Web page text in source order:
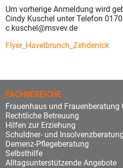
Um vorherige Anmeldung wird
Cindy Kuschel unter Telefon
c.kuschel@msvev.de
Flyer_Havelbrunch_Zehdenick
FACHBEREICHE
Frauenhaus und Frauenberatung
Rechtliche Betreuung
Hilfen zur Erziehung
Schuldner- und Insolvenzberatung
Demenz-Pflegeberatung
Selbsthilfe
Alltagsunterstützende Angebote